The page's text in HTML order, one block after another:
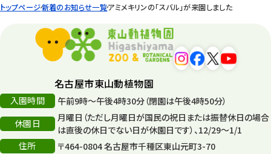
トップページ新着のお知らせ一覧アミメキリンの「スバル」が来園しました
名古屋市東山動植物園
入園時間
午前9時～午後4時30分（閉園は午後4時50分）
休園日
月曜日（ただし月曜日が国民の祝日または振替休日の場合
は直後の休日でない日が休園日です）、12/29～1/1
住所
〒464-0804 名古屋市千種区東山元町3-70